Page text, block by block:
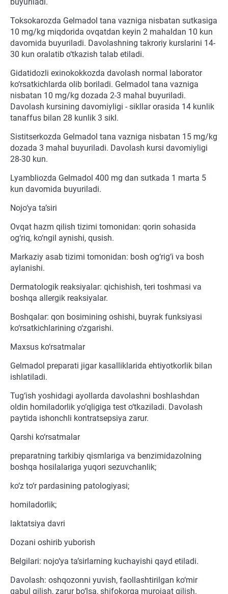
Toksokarozda Gelmadol tana vazniga nisbatan sutkasiga
10 mg/kg miqdorida ovqatdan keyin 2 mahaldan 10 kun
davomida buyuriladi. Davolashning takroriy kurslarini 14-
30 kun oralatib o‘tkazish talab etiladi.
Gidatidozli exinokokkozda davolash normal laborator
ko‘rsatkichlarda olib boriladi. Gelmadol tana vazniga
nisbatan 10 mg/kg dozada 2-3 mahal buyuriladi.
Davolash kursining davomiyligi - sikllar orasida 14 kunlik
tanaffus bilan 28 kunlik 3 sikl.
Sistitserkozda Gelmadol tana vazniga nisbatan 15 mg/kg
dozada 3 mahal buyuriladi. Davolash kursi davomiyligi
28-30 kun.
Lyambliozda Gelmadol 400 mg dan sutkada 1 marta 5
kun davomida buyuriladi.
Nojo‘ya ta’siri
Ovqat hazm qilish tizimi tomonidan: qorin sohasida
og‘riq, ko‘ngil aynishi, qusish.
Markaziy asab tizimi tomonidan: bosh og‘rig‘i va bosh
aylanishi.
Dermatologik reaksiyalar: qichishish, teri toshmasi va
boshqa allergik reaksiyalar.
Boshqalar: qon bosimining oshishi, buyrak funksiyasi
ko‘rsatkichlarining o‘zgarishi.
Maxsus ko‘rsatmalar
Gelmadol preparati jigar kasalliklarida ehtiyotkorlik bilan
ishlatiladi.
Tug‘ish yoshidagi ayollarda davolashni boshlashdan
oldin homiladorlik yo‘qligiga test o‘tkaziladi. Davolash
paytida ishonchli kontratsepsiya zarur.
Qarshi ko‘rsatmalar
preparatning tarkibiy qismlariga va benzimidazolning
boshqa hosilalariga yuqori sezuvchanlik;
ko‘z to‘r pardasining patologiyasi;
homiladorlik;
laktatsiya davri
Dozani oshirib yuborish
Belgilari: nojo‘ya ta’sirlarning kuchayishi qayd etiladi.
Davolash: oshqozonni yuvish, faollashtirilgan ko‘mir
qabul qilish, zarur bo‘lsa, shifokorga murojaat qilish.